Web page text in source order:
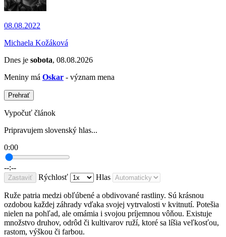
08.08.2022
Michaela Kožáková
Dnes je sobota, 08.08.2026
Meniny má Oskar - význam mena
Prehrať
Vypočuť článok
Pripravujem slovenský hlas...
0:00
--:--
Zastaviť Rýchlosť Hlas
Ruže patria medzi obľúbené a obdivované rastliny. Sú krásnou
ozdobou každej záhrady vďaka svojej vytrvalosti v kvitnutí. Potešia
nielen na pohľad, ale omámia i svojou príjemnou vôňou. Existuje
množstvo druhov, odrôd či kultivarov ruží, ktoré sa líšia veľkosťou,
rastom, výškou či farbou.